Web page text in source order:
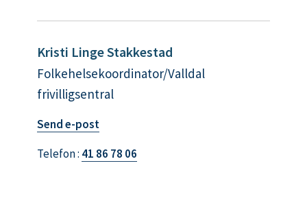
ø
r
J
o
Kristi Linge Stakkestad
Folkehelsekoordinator/Valldal
frivilligsentral
Send e-post
l
Telefon 41 86 78 06